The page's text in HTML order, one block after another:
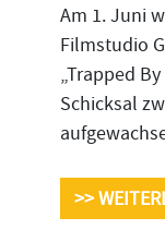
Am 1. Juni
Filmstudio
„Trapped
Schicksal
>>